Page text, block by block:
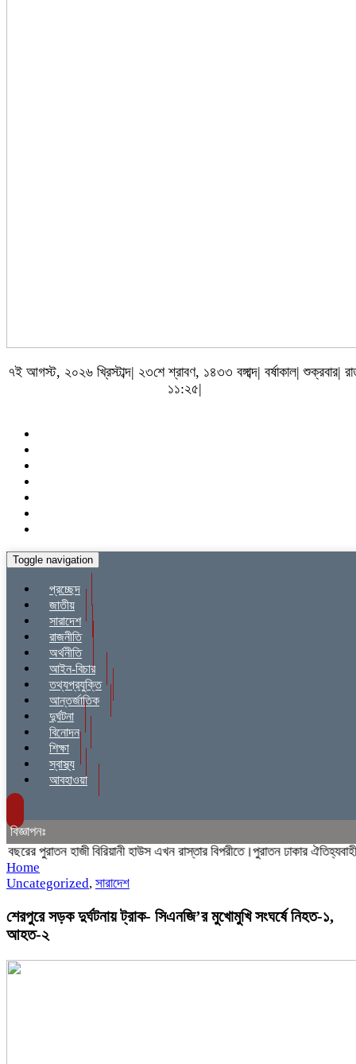
৭ই আগস্ট, ২০২৬ খ্রিস্টাব্দ| ২৩শে শ্রাবণ, ১৪৩৩ বঙ্গাব্দ| বর্ষাকাল| শুক্রবার|
১১:২৫|
Toggle navigation
প্রচ্ছেদ
জাতীয়
সারাদেশ
রাজনীতি
অর্থনীতি
আইন-বিচার
তথ্যপ্রযুক্তি
আন্তর্জাতিক
দুর্ঘটনা
বিনোদন
শিক্ষা
স্বাস্থ্য
আবহাওয়া
বিজ্ঞাপনঃ
পুরাতন হাজী বিরিয়ানী হাউস এখন রাস্তার বিপরীতে।পুরাতন ঢাকার
Home
Uncategorized, সারাদেশ
শেরপুরে সড়ক দুর্ঘটনায় ট্রাক- সিএনজি’র মুখোমুখি সংঘর্ষে নিহত-১,
আহত-২